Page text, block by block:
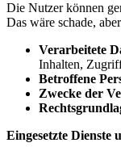
Die Nutzer können
Das wäre schade,
Verarbeitete
Inhalten,
Betroffene
Zwecke der
Eingesetzte Dienste